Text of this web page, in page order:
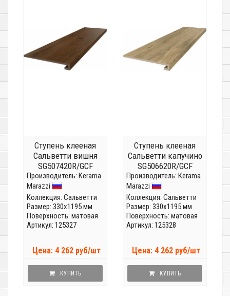
Ступень клееная
Сальветти вишня
SG507420R/GCF
Производитель: Kerama
Marazzi
Коллекция: Сальветти
Размер: 330x1195 мм
Поверхность: матовая
Артикул: 125327
Цена: 4 262 руб/шт
КУПИТЬ
Ступень клееная
Сальветти капучино
SG506620R/GCF
Производитель: Kerama
Marazzi
Коллекция: Сальветти
Размер: 330x1195 мм
Поверхность: матовая
Артикул: 125328
Цена: 4 262 руб/шт
КУПИТЬ